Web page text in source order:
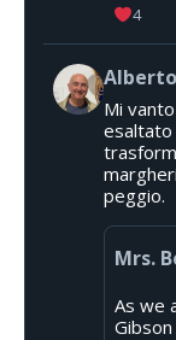
4
Mi
esaltato
peggio.
Mrs.
As we
Gibson